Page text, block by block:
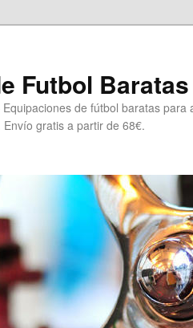
Futbol
de fútbol baratas para
gratis a partir de 68€.